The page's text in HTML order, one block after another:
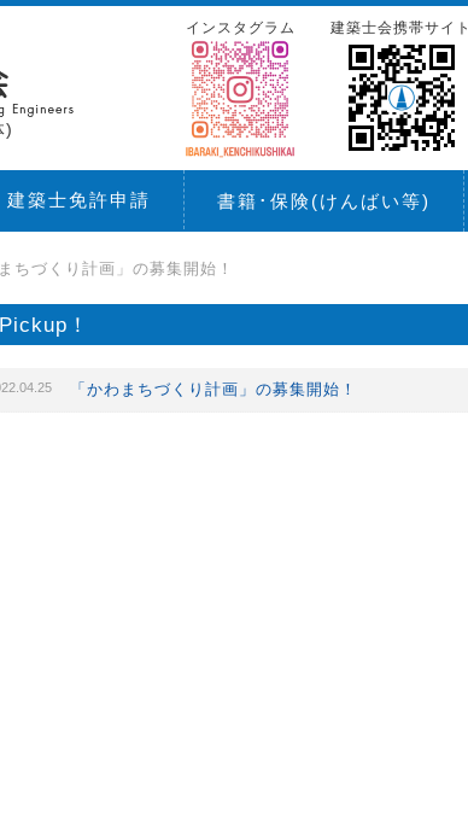
)
建築士会携帯サイト
インスタグラム
建築士免許申請 書籍･保険(けんばい等)
ちづくり計画」の募集開始！
Pickup！
「かわまちづくり計画」の募集開始！